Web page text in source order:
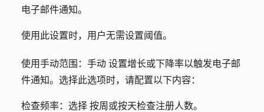
电子邮件通知。
使用此设置时，用户无需设置阈值。
使用手动范围：手动 设置增长或下降率以触发电子邮
件通知。选择此选项时，请配置以下内容：
检查频率：选择 按周或按天检查注册人数。